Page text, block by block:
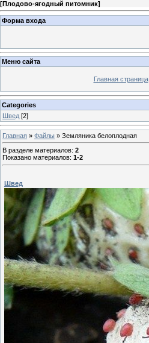
[Плодово-ягодный питомник]
Форма входа
Меню сайта
Главная страница
Categories
Швед [2]
Главная » Файлы » Земляника белоплодная
В разделе материалов: 2
Показано материалов: 1-2
Швед